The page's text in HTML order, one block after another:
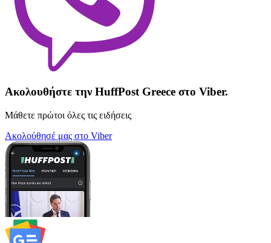
Ακολουθήστε την HuffPost Greece στο Viber.
Μάθετε πρώτοι όλες τις ειδήσεις
Ακολούθησέ μας στο Viber